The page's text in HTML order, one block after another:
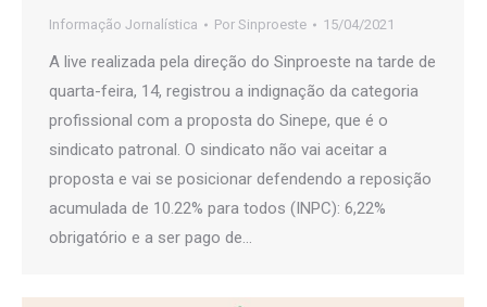
Informação Jornalística Por Sinproeste 15/04/2021
A live realizada pela direção do Sinproeste na tarde de
quarta-feira, 14, registrou a indignação da categoria
profissional com a proposta do Sinepe, que é o
sindicato patronal. O sindicato não vai aceitar a
proposta e vai se posicionar defendendo a reposição
acumulada de 10.22% para todos (INPC): 6,22%
obrigatório e a ser pago de…